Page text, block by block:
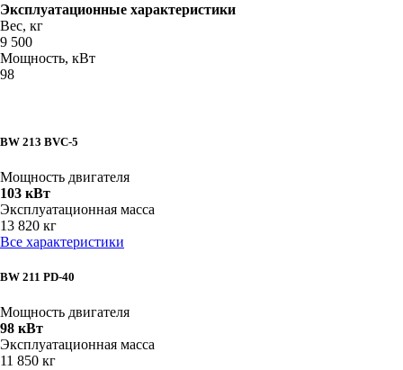
Эксплуатационные характеристики
Вес, кг
9 500
Мощность, кВт
98
BW 213 BVC-5
Мощность двигателя
103 кВт
Эксплуатационная масса
13 820 кг
Все характеристики
BW 211 PD-40
Мощность двигателя
98 кВт
Эксплуатационная масса
11 850 кг